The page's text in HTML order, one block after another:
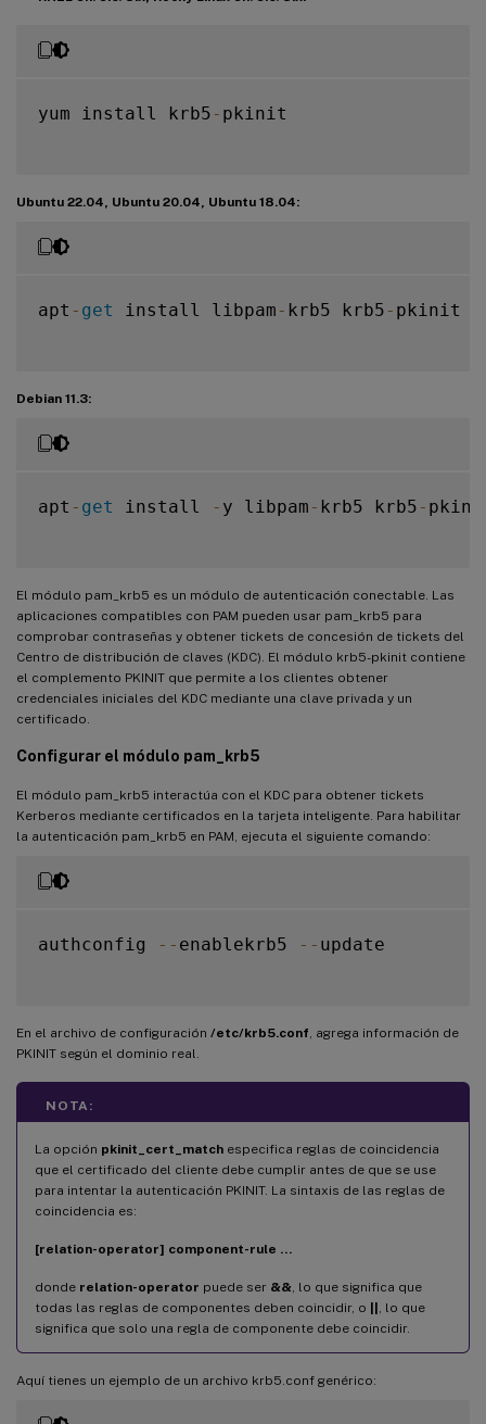
yum install krb5 - pkinit
Ubuntu 22.04, Ubuntu 20.04, Ubuntu 18.04:
apt - get install libpam - krb5 krb5 - pkinit
Debian 11.3:
apt - get install - y libpam - krb5 krb5 -
El módulo pam_krb5 es un módulo de autenticación conectable. Las
aplicaciones compatibles con PAM pueden usar pam_krb5 para
comprobar contraseñas y obtener tickets de concesión de tickets del
Centro de distribución de claves (KDC). El módulo krb5-pkinit contiene
el complemento PKINIT que permite a los clientes obtener
credenciales iniciales del KDC mediante una clave privada y un
certificado.
Configurar el módulo pam_krb5
El módulo pam_krb5 interactúa con el KDC para obtener tickets
Kerberos mediante certificados en la tarjeta inteligente. Para habilitar
la autenticación pam_krb5 en PAM, ejecuta el siguiente comando:
authconfig -- enablekrb5 -- update
En el archivo de configuración /etc/krb5.conf , agrega información de
PKINIT según el dominio real.
NOTA:
La opción pkinit_cert_match especifica reglas de coincidencia
que el certificado del cliente debe cumplir antes de que se use
para intentar la autenticación PKINIT. La sintaxis de las reglas de
coincidencia es:
[relation-operator] component-rule …
donde relation-operator puede ser && , lo que significa que
todas las reglas de componentes deben coincidir, o || , lo que
significa que solo una regla de componente debe coincidir.
Aquí tienes un ejemplo de un archivo krb5.conf genérico: